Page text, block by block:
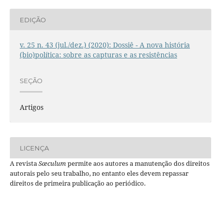
EDIÇÃO
v. 25 n. 43 (jul./dez.) (2020): Dossiê - A nova história
(bio)política: sobre as capturas e as resistências
SEÇÃO
Artigos
LICENÇA
A revistaSæculumpermite aos autores a manutenção dos direitos
autorais pelo seu trabalho, no entanto eles devem repassar
direitos de primeira publicação ao periódico.